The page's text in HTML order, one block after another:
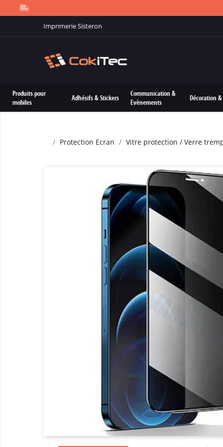
Imprimerie Sisteron
Produits pour
mobiles
Adhésifs & Stickers
Communication &
Evènements
Décoration
Protection Ecran Vitre protection / Verre